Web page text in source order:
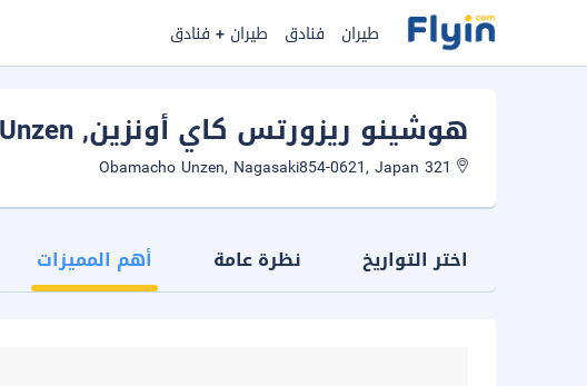
طيران فنادق طيران + فنادق
هوشينو ريزورتس كاي أونزين, Unzen
اختر التواريخ نظرة عامة أهم المميزات